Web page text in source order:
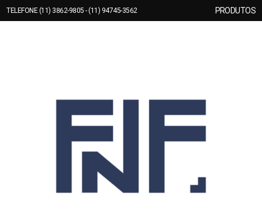
TELEFONE (11) 3862-9805 - (11) 94745-3562 PRODUTOS